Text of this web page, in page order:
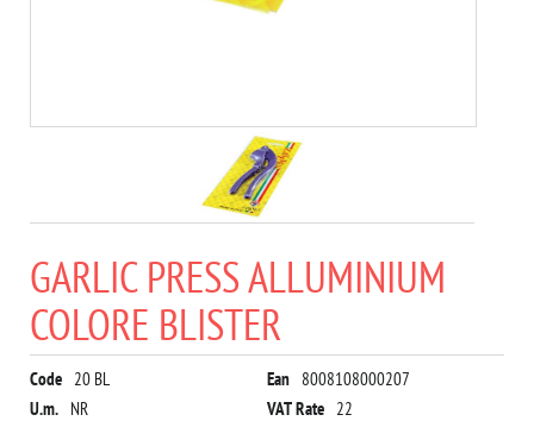
GARLIC PRESS ALLUMINIUM
COLORE BLISTER
Code 20 BL Ean 8008108000207
U.m. NR VAT Rate 22